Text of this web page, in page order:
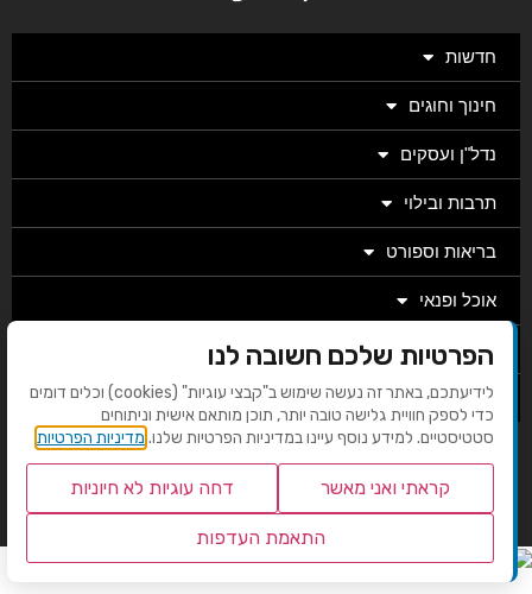
חדשות
חינוך וחוגים
נדל"ן ועסקים
תרבות ובילוי
בריאות וספורט
אוכל ופנאי
מגזין
מערכת
בניית אתרים EMG
הפרטיות שלכם חשובה לנו
לידיעתכם, באתר זה נעשה שימוש ב"קבצי עוגיות" (cookies) וכלים דומים
כדי לספק חוויית גלישה טובה יותר, תוכן מותאם אישית וניתוחים
סטטיסטיים. למידע נוסף עיינו במדיניות הפרטיות שלנו. מדיניות הפרטיות
קראתי ואני מאשר דחה עוגיות לא חיוניות
התאמת העדפות
שנו העדפות פרטיות